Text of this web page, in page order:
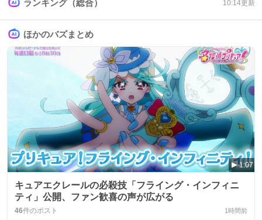
ランキング（総合） 10:14更新
ほかのバズまとめ
1:07
キュアエクレールの必殺技「フライング・インフィニ
ティ」公開、ファン歓喜の声が広がる
46件のポスト 1時間前